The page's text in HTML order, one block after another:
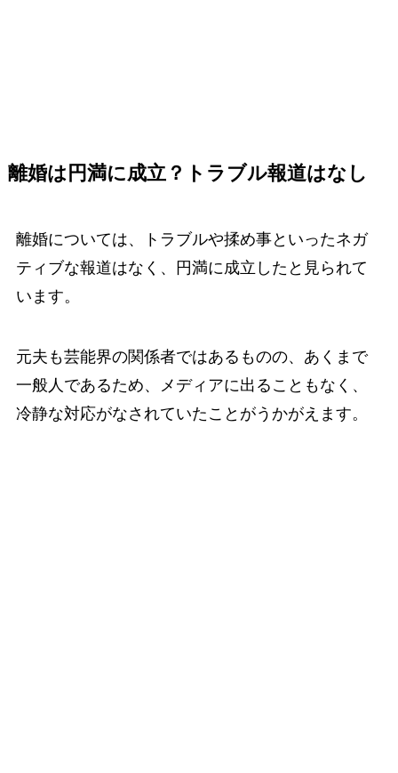
離婚は円満に成立？トラブル報道はなし
離婚については、トラブルや揉め事といったネガ
ティブな報道はなく、円満に成立したと見られて
います。
元夫も芸能界の関係者ではあるものの、あくまで
一般人であるため、メディアに出ることもなく、
冷静な対応がなされていたことがうかがえます。